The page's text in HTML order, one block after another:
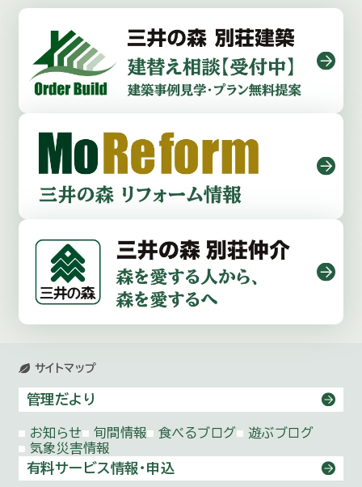
サイトマップ
管理だより
お知らせ 旬間情報 食べるブログ
遊ぶブログ
気象災害情報
有料サービス情報・申込